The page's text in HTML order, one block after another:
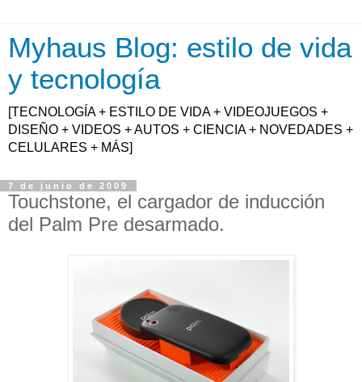
Myhaus Blog: estilo de vida
y tecnología
[TECNOLOGÍA + ESTILO DE VIDA + VIDEOJUEGOS +
DISEÑO + VIDEOS + AUTOS + CIENCIA + NOVEDADES +
CELULARES + MÁS]
7 de junio de 2009
Touchstone, el cargador de inducción
del Palm Pre desarmado.